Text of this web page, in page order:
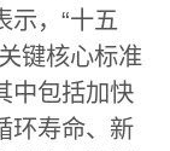
示，“十五
键核心标准
中包括加快
环寿命、新